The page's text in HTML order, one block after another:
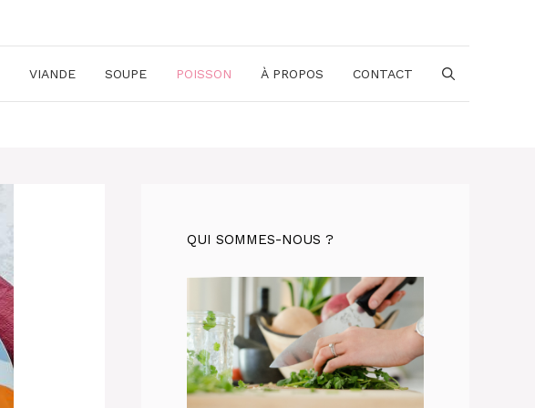
VIANDE SOUPE POISSON À PROPOS CONTACT
QUI SOMMES-NOUS ?